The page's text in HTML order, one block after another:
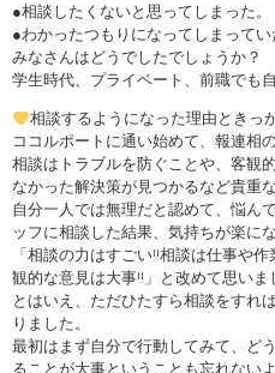
●相談したくないと思ってしまった。
●わかったつもりになってしまってい
みなさんはどうでしたでしょうか？
学生時代、プライベート、前職でも
相談するようになった理由ときっ
ココルポートに通い始めて、報連相
相談はトラブルを防ぐことや、客観
なかった解決策が見つかるなど貴重
自分一人では無理だと認めて、悩ん
ッフに相談した結果、気持ちが楽に
「相談の力はすごい‼相談は仕事や
観的な意見は大事‼」と改めて思いま
とはいえ、ただひたすら相談をすれ
りました。
最初はまず自分で行動してみて、ど
ることが大事ということも忘れない